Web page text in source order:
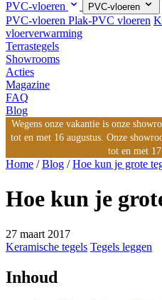
PVC-vloeren
PVC-vloeren
PVC-vloeren Plak-PVC vloeren
vloerverwarming
Terrastegels
Showrooms
Acties
Magazine
FAQ
Blog
Wegens onze vakantie is onze
tot en met 16 augustus. Onze
tot en met
Home /Blog /Hoe kun je grote
Hoe kun je
27 maart 2017
Keramische tegels Tegels leggen
Inhoud